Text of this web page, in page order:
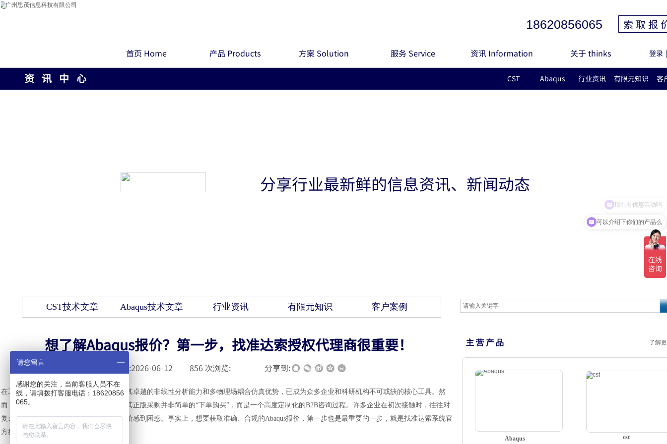
18620856065
登录 |
索 取 报
首页 Home 产品 Products 方案 Solution 服务 Service 资讯 Information 关于 thinks
分享行业最新鲜的信息资讯、新闻动态
资 讯 中 心 CST Abaqus 行业资讯 有限元知识 客
CST技术文章 Abaqus技术文章 行业资讯 有限元知识 客户案例
想了解Abaqus报价？第一步，找准达索授权代理商很重要！
发布时间 :2026-06-12 856 次浏览: 分享到:
在工业研发与工程仿真领域， Abaqus凭借其卓越的非线性分析能力和多物理场耦合仿真优势，已成为众多企业和科研机构不可或缺的核心工具。然
而，Abaqus作为高价值的专业工业软件，其正版采购并非简单的“下单购买”，而是一个高度定制化的B2B咨询过程。许多企业在初次接触时，往往对
复杂的模块组合、授权方式以及最终的报价感到困惑。事实上，想要获取准确、合规的Abaqus报价，第一步也是最重要的一步，就是找准达索系统官
方授权的代理商。
主 营 产 品 了解
cst
Abaqus
可以介绍下你们的产品么
现在有优惠活动吗
请您留言
感谢您的关注，当前客服人员不在
线，请填拨打客服电话：18620856
065。